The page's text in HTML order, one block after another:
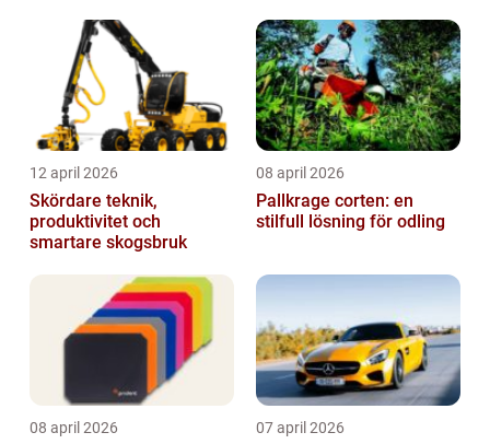
12 april 2026
Skördare teknik,
produktivitet och
smartare skogsbruk
08 april 2026
Pallkrage corten: en
stilfull lösning för odling
08 april 2026 07 april 2026